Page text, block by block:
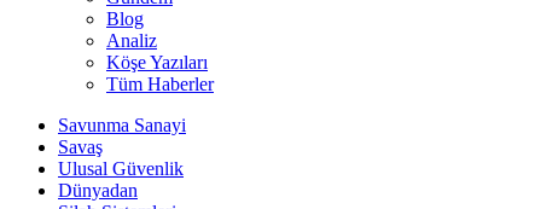
Blog
Analiz
Köşe Yazıları
Tüm Haberler
Savunma Sanayi
Savaş
Ulusal Güvenlik
Dünyadan